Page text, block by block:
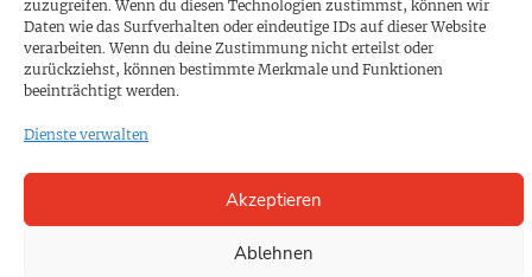
zuzugreifen. Wenn du diesen Technologien zustimmst, können wir
Daten wie das Surfverhalten oder eindeutige IDs auf dieser Website
verarbeiten. Wenn du deine Zustimmung nicht erteilst oder
zurückziehst, können bestimmte Merkmale und Funktionen
beeinträchtigt werden.
Dienste verwalten
Akzeptieren
Ablehnen
Impressum
SPENDEN
Datenschutz